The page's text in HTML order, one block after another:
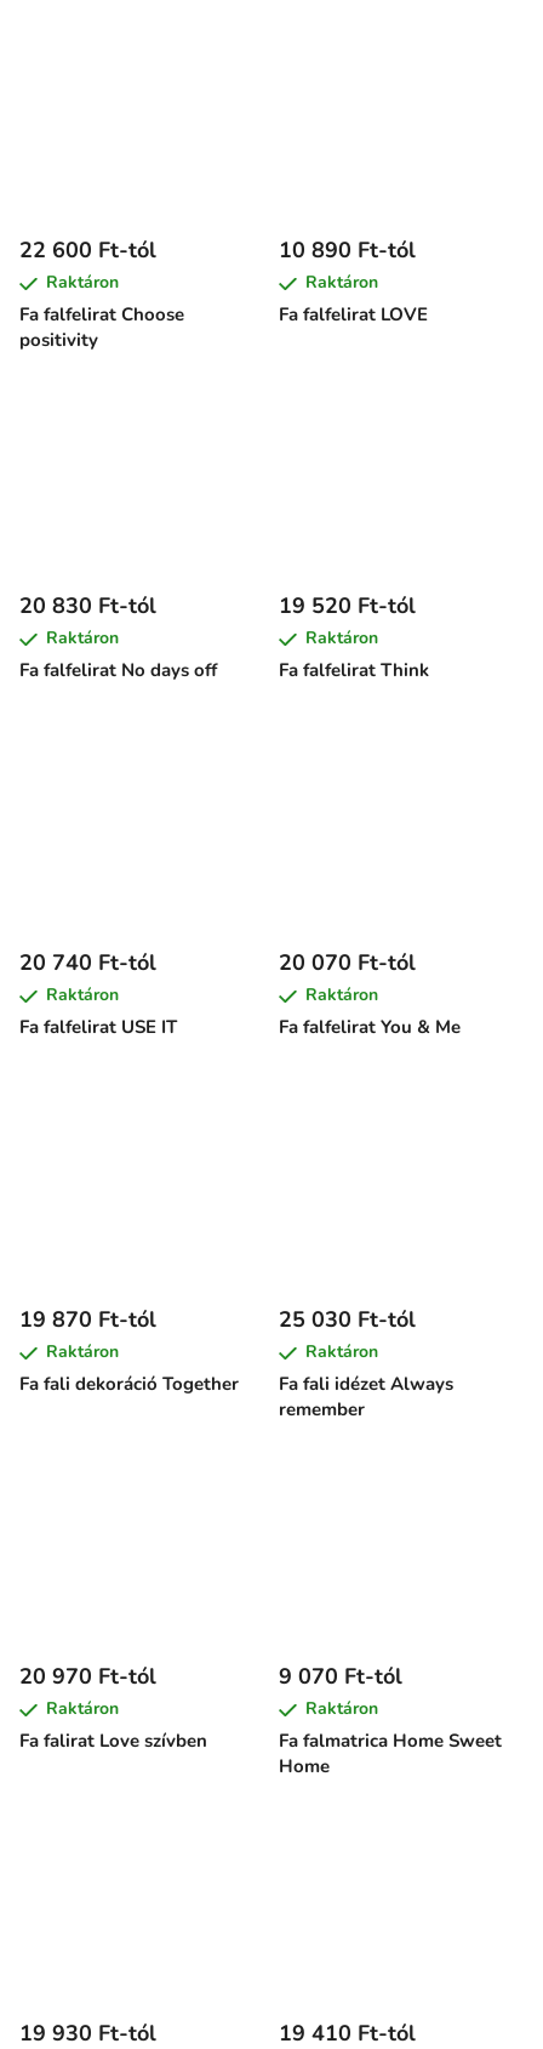
Fa falfelirat Choose
positivity
22 600 Ft-tól
Raktáron
Fa falfelirat LOVE
10 890 Ft-tól
Raktáron
Fa falfelirat No days off
20 830 Ft-tól
Raktáron
Fa falfelirat Think
19 520 Ft-tól
Raktáron
Fa falfelirat USE IT
20 740 Ft-tól
Raktáron
Fa falfelirat You & Me
20 070 Ft-tól
Raktáron
Fa fali dekoráció Together
19 870 Ft-tól
Raktáron
Fa fali idézet Always
remember
25 030 Ft-tól
Raktáron
Fa falirat Love szívben
20 970 Ft-tól
Raktáron
Fa falmatrica Home Sweet
Home
9 070 Ft-tól
Raktáron
19 930 Ft-tól 19 410 Ft-tól